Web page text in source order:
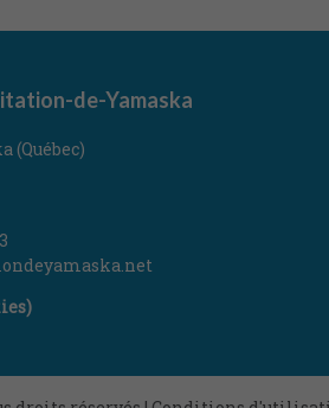
de-Yamaska
(Québec)